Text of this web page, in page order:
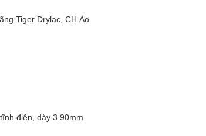
Tiger Drylac, CH Áo
điện, dày 3.90mm